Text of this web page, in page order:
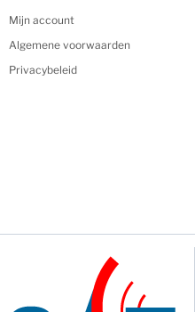
Mijn account
Algemene voorwaarden
Privacybeleid